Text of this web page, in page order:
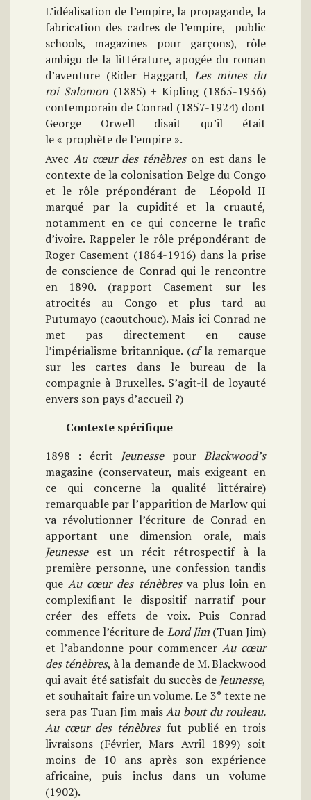
L’idéalisation de l’empire, la propagande, la
fabrication des cadres de l’empire, public
schools, magazines pour garçons), rôle
ambigu de la littérature, apogée du roman
d’aventure (Rider Haggard, Les mines du
roi Salomon (1885) + Kipling (1865-1936)
contemporain de Conrad (1857-1924) dont
George Orwell disait qu’il était
le « prophète de l’empire ».
Avec Au cœur des ténèbreson est dans le
contexte de la colonisation Belge du Congo
et le rôle prépondérant de Léopold II
marqué par la cupidité et la cruauté,
notamment en ce qui concerne le trafic
d’ivoire. Rappeler le rôle prépondérant de
Roger Casement (1864-1916) dans la prise
de conscience de Conrad qui le rencontre
en 1890. (rapport Casement sur les
atrocités au Congo et plus tard au
Putumayo (caoutchouc). Mais ici Conrad ne
met pas directement en cause
l’impérialisme britannique. (cfla remarque
sur les cartes dans le bureau de la
compagnie à Bruxelles. S’agit-il de loyauté
envers son pays d’accueil ?)
Contexte spécifique
1898 : écrit Jeunesse pourBlackwood’s
magazine (conservateur, mais exigeant en
ce qui concerne la qualité littéraire)
remarquable par l’apparition de Marlow qui
va révolutionner l’écriture de Conrad en
apportant une dimension orale, mais
Jeunesseest un récit rétrospectif à la
première personne, une confession tandis
queAu cœur des ténèbresva plus loin en
complexifiant le dispositif narratif pour
créer des effets de voix. Puis Conrad
commence l’écriture de Lord Jim(Tuan Jim)
et l’abandonne pour commencer Au cœur
des ténèbres, à la demande de M. Blackwood
qui avait été satisfait du succès de Jeunesse,
et souhaitait faire un volume. Le 3° texte ne
sera pas Tuan Jim maisAu bout du rouleau.
Au cœur des ténèbresfut publié en trois
livraisons (Février, Mars Avril 1899) soit
moins de 10 ans après son expérience
africaine, puis inclus dans un volume
(1902).